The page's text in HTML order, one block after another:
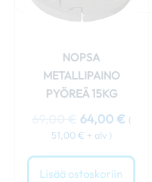
NOPSA
METALLIPAINO
PYÖREÄ 15KG
64,00 € (
51,00€ + alv )
Lisää ostoskoriin